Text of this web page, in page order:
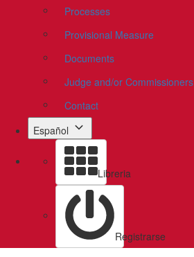
Processes
Provisional Measure
Documents
Judge and/or Commissioners
Contact
Español
Libreria
Registrarse